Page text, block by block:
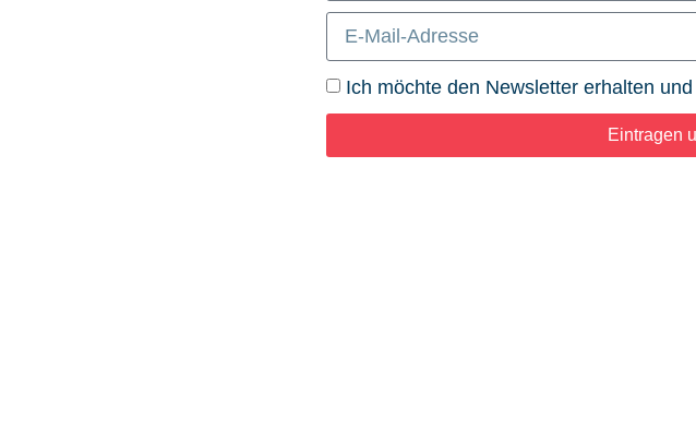
Ich möchte den Newsletter erhalten
Eintragen